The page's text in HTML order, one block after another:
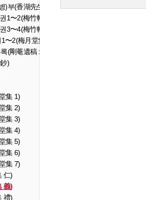
)부(香湖先生文集 : (幷)附)
1〜2(梅竹軒先生文集 卷一〜二)
3〜4(梅竹軒先生文集 卷三〜四)
〜2(梅月堂集 附錄 卷一〜二)
(剛菴遺稿 : (幷)附錄)
)
集 1)
集 2)
集 3)
集 4)
集 5)
集 6)
集 7)
仁)
義)
禮)